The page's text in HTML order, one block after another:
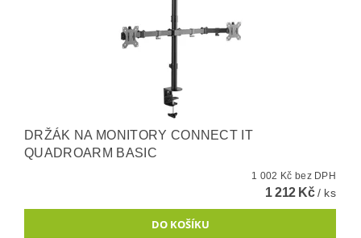
DRŽÁK NA MONITORY CONNECT IT
QUADROARM BASIC
1 002 Kč bez DPH
1 212 Kč/ ks